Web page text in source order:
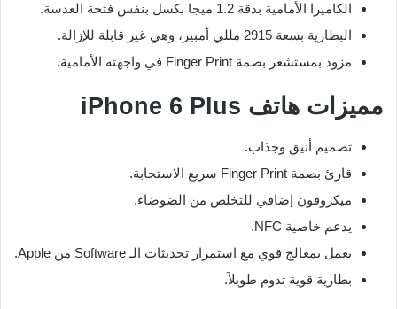
الكاميرا الأمامية بدقة 1.2 ميجا بكسل بنفس فتحة العدسة.
البطارية بسعة 2915 مللي أمبير، وهي غير قابلة للإزالة.
مزود بمستشعر بصمة Finger Print في واجهته الأمامية.
مميزات هاتف iPhone 6 Plus
تصميم أنيق وجذاب.
قارئ بصمة Finger Print سريع الاستجابة.
ميكروفون إضافي للتخلص من الضوضاء.
يدعم خاصية NFC.
يعمل بمعالج قوي مع استمرار تحديثات الـ Software من Apple.
بطارية قوية تدوم طويلاً.